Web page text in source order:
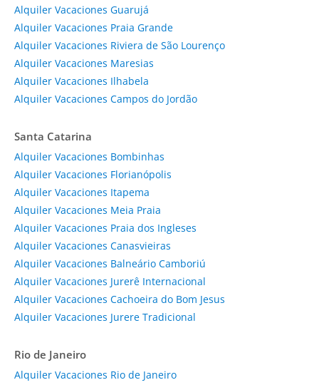
Alquiler Vacaciones Guarujá
Alquiler Vacaciones Praia Grande
Alquiler Vacaciones Riviera de São Lourenço
Alquiler Vacaciones Maresias
Alquiler Vacaciones Ilhabela
Alquiler Vacaciones Campos do Jordão
Santa Catarina
Alquiler Vacaciones Bombinhas
Alquiler Vacaciones Florianópolis
Alquiler Vacaciones Itapema
Alquiler Vacaciones Meia Praia
Alquiler Vacaciones Praia dos Ingleses
Alquiler Vacaciones Canasvieiras
Alquiler Vacaciones Balneário Camboriú
Alquiler Vacaciones Jurerê Internacional
Alquiler Vacaciones Cachoeira do Bom Jesus
Alquiler Vacaciones Jurere Tradicional
Rio de Janeiro
Alquiler Vacaciones Rio de Janeiro